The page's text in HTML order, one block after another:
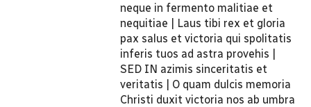
neque in fermento malitiae et
nequitiae | Laus tibi rex et gloria
pax salus et victoria qui spolitatis
inferis tuos ad astra provehis |
SED IN azimis sinceritatis et
veritatis | O quam dulcis memoria
Christi duxit victoria nos ab umbra